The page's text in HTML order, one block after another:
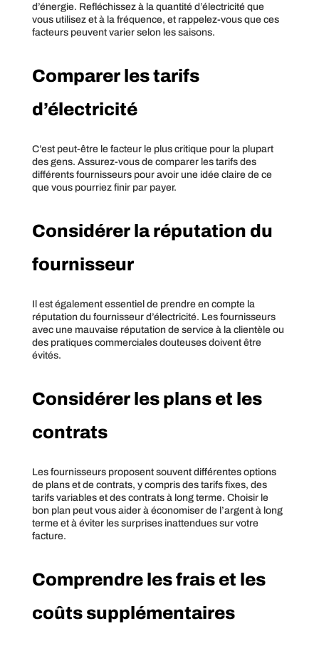
d’énergie. Refléchissez à la quantité d’électricité que
vous utilisez et à la fréquence, et rappelez-vous que ces
facteurs peuvent varier selon les saisons.
Comparer les tarifs
d’électricité
C’est peut-être le facteur le plus critique pour la plupart
des gens. Assurez-vous de comparer les tarifs des
différents fournisseurs pour avoir une idée claire de ce
que vous pourriez finir par payer.
Considérer la réputation du
fournisseur
Il est également essentiel de prendre en compte la
réputation du fournisseur d’électricité. Les fournisseurs
avec une mauvaise réputation de service à la clientèle ou
des pratiques commerciales douteuses doivent être
évités.
Considérer les plans et les
contrats
Les fournisseurs proposent souvent différentes options
de plans et de contrats, y compris des tarifs fixes, des
tarifs variables et des contrats à long terme. Choisir le
bon plan peut vous aider à économiser de l’argent à long
terme et à éviter les surprises inattendues sur votre
facture.
Comprendre les frais et les
coûts supplémentaires